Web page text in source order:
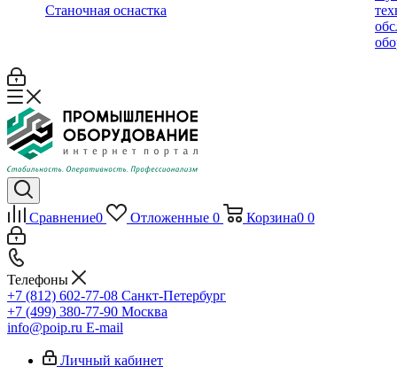
Станочная оснастка
Сравнение0 Отложенные 0 Корзина0 0
Телефоны
+7 (812) 602-77-08 Санкт-Петербург
+7 (499) 380-77-90 Москва
info@poip.ru E-mail
Личный кабинет